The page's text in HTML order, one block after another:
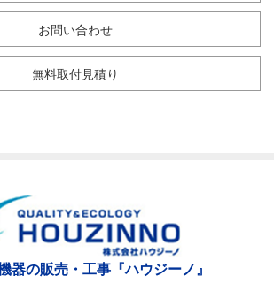
お問い合わせ
無料取付見積り
器の販売・工事『ハウジーノ』